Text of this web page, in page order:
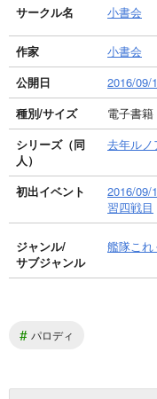
サークル名 小書会
作家
小書会
公開日
2016/09/
種別/サイズ
電子書
シリーズ（同
人）
去年ル
初出イベント
2016/
習四戦目
ジャンル/
サブジャンル
艦隊これ
# パロディ